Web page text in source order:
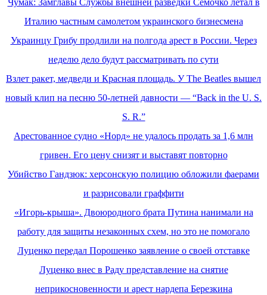
Чумак: Замглавы Службы внешней разведки Семочко летал в
Италию частным самолетом украинского бизнесмена
Украинцу Грибу продлили на полгода арест в России. Через
неделю дело будут рассматривать по сути
Взлет ракет, медведи и Красная площадь. У The Beatles вышел
новый клип на песню 50-летней давности — “Back in the U. S.
S. R.”
Арестованное судно «Норд» не удалось продать за 1,6 млн
гривен. Его цену снизят и выставят повторно
Убийство Гандзюк: херсонскую полицию обложили фаерами
и разрисовали граффити
«Игорь-крыша». Двоюродного брата Путина нанимали на
работу для защиты незаконных схем, но это не помогало
Луценко передал Порошенко заявление о своей отставке
Луценко внес в Раду представление на снятие
неприкосновенности и арест нардепа Березкина